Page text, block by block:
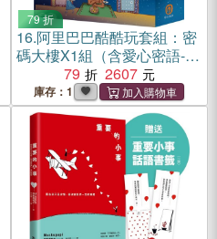
79 折
16.阿里巴巴酷酷玩套組：密
碼大樓X1組（含愛心密語-密
碼大樓組合：手作紙卡DIY）
＋繽紛聖誕樹X1組（含321
亮起來！聖誕樹組合：手作
紙卡DIY+電子盒X1盒+《阿
里巴巴與四十盜》+《放羊的
孩子》）
79 2607
庫存：1